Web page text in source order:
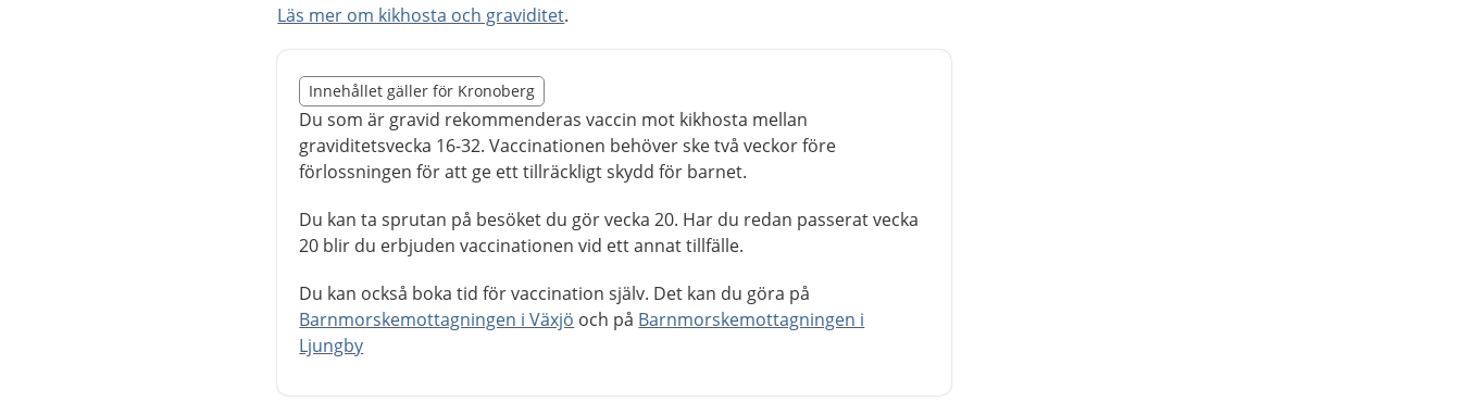
Läs mer om kikhosta och graviditet.
Nedan innehåll gäller region Kronoberg
Innehållet gäller för Kronoberg
Du som är gravid rekommenderas vaccin mot kikhosta mellan
graviditetsvecka 16-32. Vaccinationen behöver ske två veckor före
förlossningen för att ge ett tillräckligt skydd för barnet.
Du kan ta sprutan på besöket du gör vecka 20. Har du redan passerat vecka
20 blir du erbjuden vaccinationen vid ett annat tillfälle.
Du kan också boka tid för vaccination själv. Det kan du göra på
Barnmorskemottagningen i Växjö och på Barnmorskemottagningen i
Ljungby
Slut på det regionala tillägget från region Kronoberg